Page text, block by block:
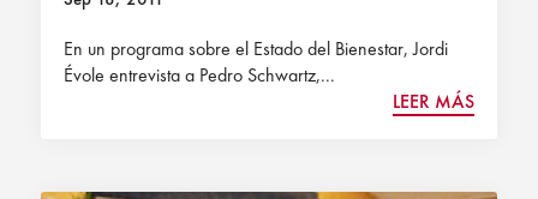
En un programa sobre el Estado del Bienestar, Jordi
Évole entrevista a Pedro Schwartz,...
LEER MÁS